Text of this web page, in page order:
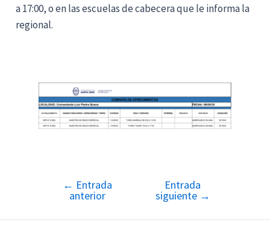
a 17:00, o en las escuelas de cabecera que le informa la
regional.
Navegación
entradas
← Entrada
anterior
Entrada
siguiente →